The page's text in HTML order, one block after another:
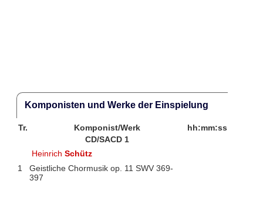
Komponisten und Werke der Einspielung
Tr. Komponist/Werk
hh:mm:ss
CD/SACD 1
HeinrichSchütz
1
Geistliche Chormusik op. 11 SWV 369-
397